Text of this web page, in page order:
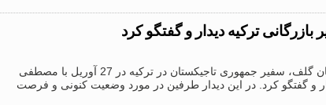
ترکیه دیدار و گفتگو کرد
دوشنبه، 29.04.2022 /”خاور”/. اشرفجان گلف، سفیر جمهوری تاجیکستان در ترکیه در 27 آوریل با مصطفی
و گفتگو کرد. در این دیدار طرفین در مورد وضعیت کنونی و فرصت